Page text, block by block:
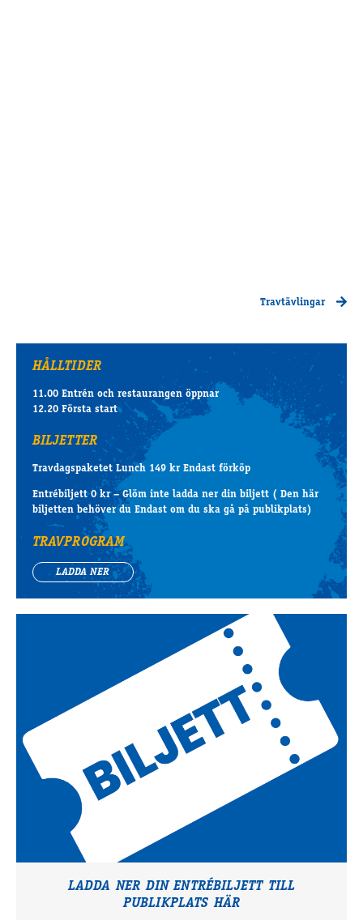
Travtävlingar
HÅLLTIDER
11.00 Entrén och restaurangen öppnar
12.20 Första start
BILJETTER
Travdagspaketet Lunch 149 kr Endast förköp
Entrébiljett 0 kr – Glöm inte ladda ner din biljett ( Den här
biljetten behöver du Endast om du ska gå på publikplats)
TRAVPROGRAM
LADDA NER
LADDA NER DIN ENTRÉBILJETT TILL
PUBLIKPLATS HÄR